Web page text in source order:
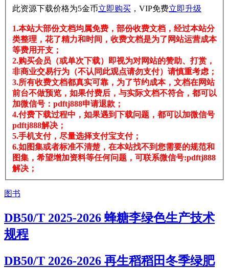
此资源下载价格为5金币立即购买 ，VIP免费立即升级
1.本站大部份文档均属免费，部份收费文档，经过本站分
类整理，花了精力和时间，收费文档是为了网站运营成本
等费用开支；
2.购买会员（或单次下载）即视为对网站的赞助、打赏，
非商业交易行为（不认同此观点请勿支付）请慎重考虑；
3.所有收费文档都真实可靠，为了节约成本，文档在网站
前台不做预览，如果付费后，与实际文档不符合，都可以
加微信号：pdftj888申请退款；
4.付费下载过程中，如果遇到下载问题，都可以加微信号
pdftj888解决；
5.手机支付，尽量选择支付宝支付；
6.如图集或者标准不清楚，在本站找不到您需要的规范和
图集，希望增加资料等任何问题，可联系微信号:pdftj888
解决；
图书
DB50/T 2025-2026 蜂糖李绿色生产技术
规程
DB50/T 2026-2026 再生稻稻田冬季绿肥